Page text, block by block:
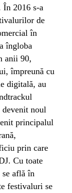
2016 s-a
de
în
îngloba
anii 90,
împreună cu
digitală, au
noul
principalul
prin care
Cu toate
se află în
festivaluri se